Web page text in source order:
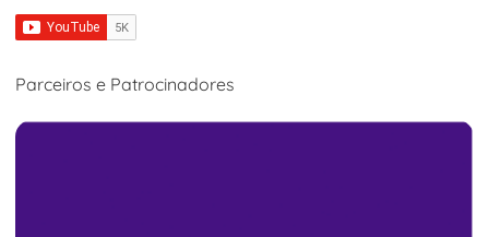
Parceiros e Patrocinadores